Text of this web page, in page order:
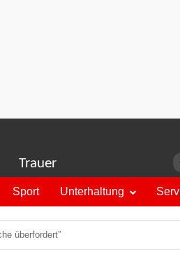
Trauer
Sport Unterhaltung
überfordert”